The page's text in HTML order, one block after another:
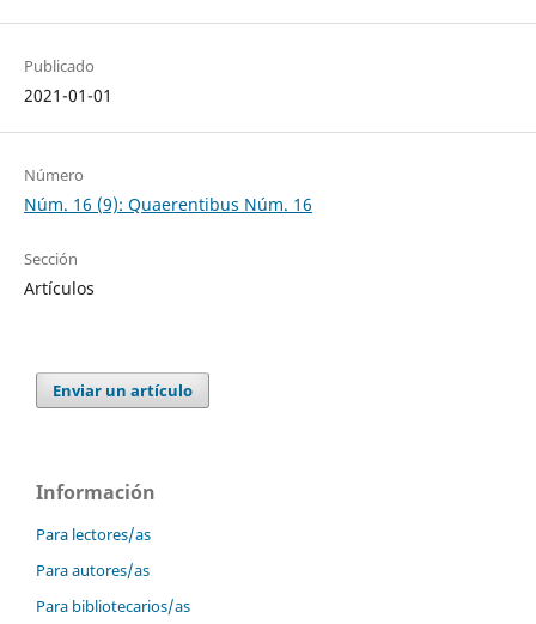
Publicado
2021-01-01
Número
Núm. 16 (9): Quaerentibus Núm. 16
Sección
Artículos
Enviar un artículo
Información
Para lectores/as
Para autores/as
Para bibliotecarios/as